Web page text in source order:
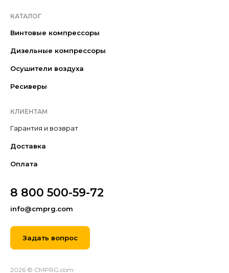
КАТАЛОГ
Винтовые компрессоры
Дизельные компрессоры
Осушители воздуха
Ресиверы
КЛИЕНТАМ
Гарантия и возврат
Доставка
Оплата
8 800 500-59-72
info@cmprg.com
Задать вопрос
2026 © CMPRG.com